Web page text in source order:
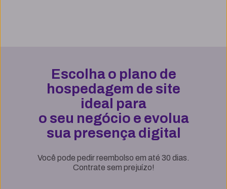
Escolha o plano de
hospedagem de site
ideal para
o seu negócio e evolua
sua presença digital
Você pode pedir reembolso em até 30 dias.
Contrate sem prejuízo!